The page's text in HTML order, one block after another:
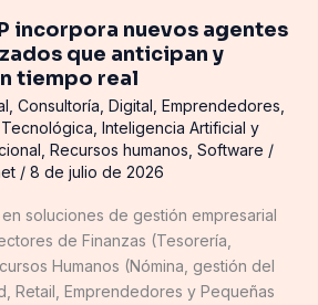
incorpora nuevos agentes
que anticipan y
tiempo real
Consultoría Digital Emprendedores
Inteligencia Artificial y
Recursos humanos Software /
/ 8 de julio de 2026
soluciones de gestión empresarial
de Finanzas (Tesorería,
Humanos (Nómina, gestión del
Retail, Emprendedores y Pequeñas